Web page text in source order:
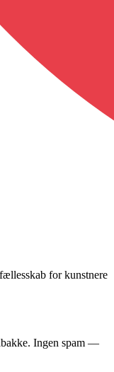
for kunstnere
Ingen spam —